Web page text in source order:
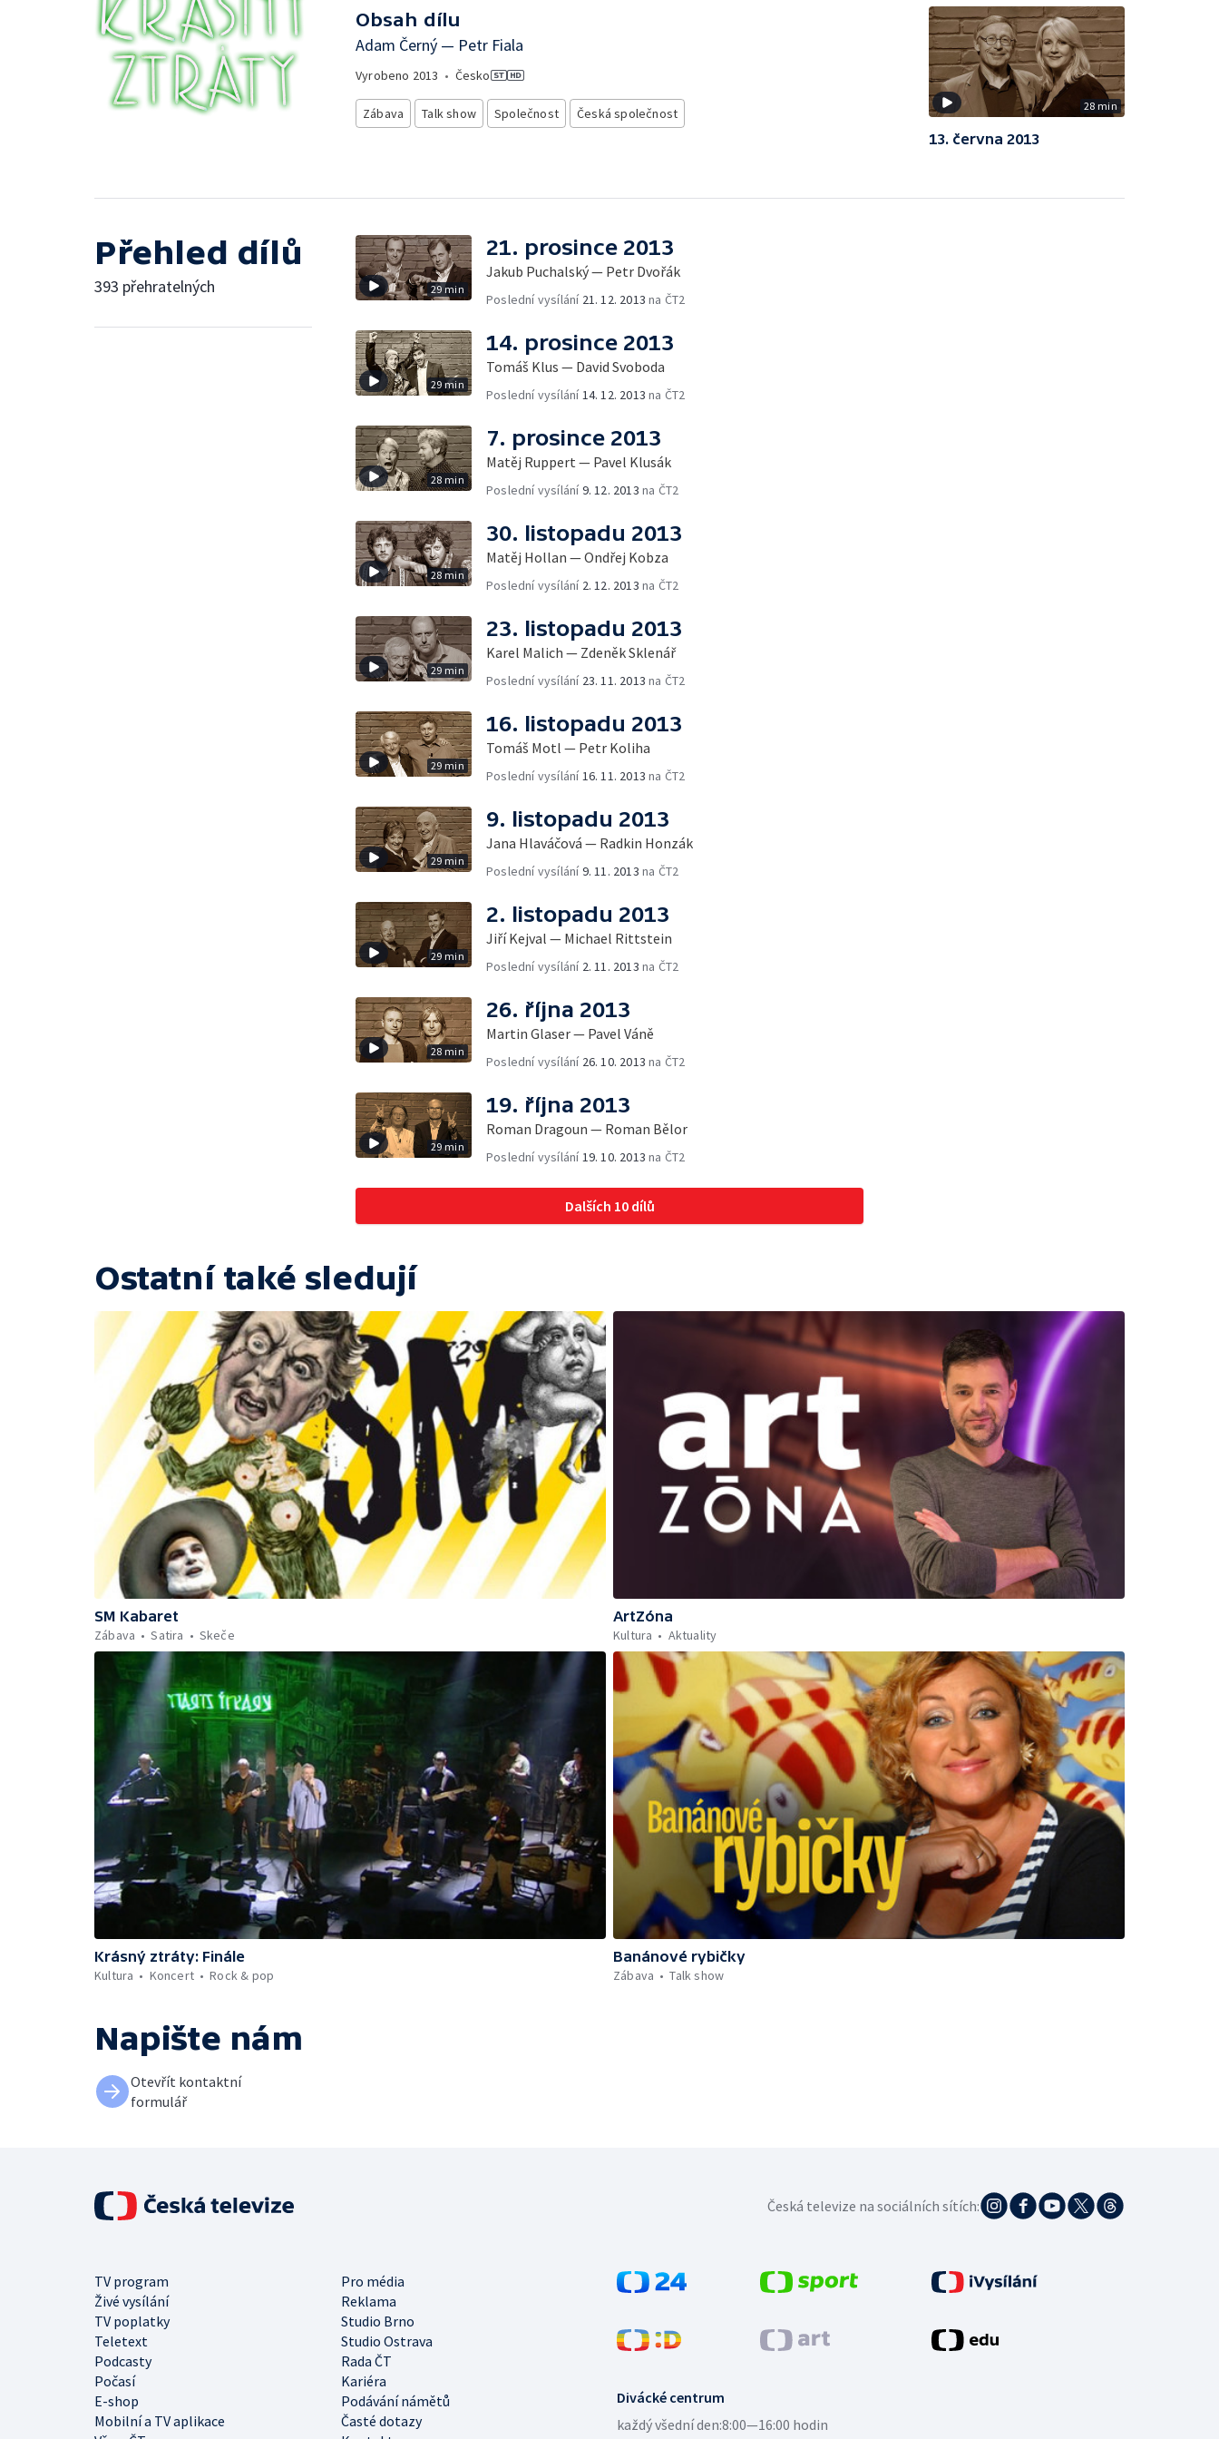
Obsah dílu
Adam Černý — Petr Fiala
Vyrobeno 2013 • Česko
Zábava Talk show Společnost Česká společnost 28 min
13. června 2013
Přehled dílů
393 přehratelných 29 min
21. prosince 2013
Jakub Puchalský — Petr Dvořák
Poslední vysílání 21. 12. 2013 na ČT2
29 min
14. prosince 2013
Tomáš Klus — David Svoboda
Poslední vysílání 14. 12. 2013 na ČT2
28 min
7. prosince 2013
Matěj Ruppert — Pavel Klusák
Poslední vysílání9. 12. 2013 na ČT2
28 min
30. listopadu 2013
Matěj Hollan — Ondřej Kobza
Poslední vysílání 2. 12. 2013 na ČT2
29 min
23. listopadu 2013
Karel Malich — Zdeněk Sklenář
Poslední vysílání 23. 11. 2013 na ČT2
29 min
16. listopadu 2013
Tomáš Motl — Petr Koliha
Poslední vysílání 16. 11. 2013 na ČT2
29 min
9. listopadu 2013
Jana Hlaváčová — Radkin Honzák
Poslední vysílání9. 11. 2013 na ČT2
29 min
2. listopadu 2013
Jiří Kejval — Michael Rittstein
Poslední vysílání 2. 11. 2013 na ČT2
28 min
26. října 2013
Martin Glaser — Pavel Váně
Poslední vysílání 26. 10. 2013 na ČT2
29 min
19. října 2013
Roman Dragoun — Roman Bělor
Poslední vysílání 19. 10. 2013 na ČT2
Dalších 10 dílů
Ostatní také sledují
SM Kabaret
Zábava
Satira Skeče
ArtZóna
Kultura
Aktuality
Krásný ztráty: Finále
Kultura
Koncert Rock & pop
Banánové rybičky
Zábava
Talk show
Napište nám
Otevřít kontaktní
formulář
Divácké centrum
každý všední den:8:00—16:00 hodin
TV program
Pro média
Živé vysílání
Reklama
TV poplatky
Studio Brno
Teletext
Studio Ostrava
Podcasty
Rada ČT
Počasí
Kariéra
E-shop
Podávání námětů
Mobilní a TV aplikace
Časté dotazy
Česká televize na sociálních sítích: